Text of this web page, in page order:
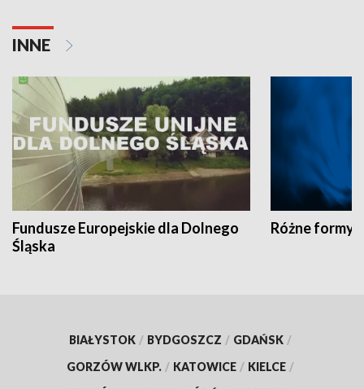
INNE
Fundusze Europejskie dla Dolnego
Śląska
Różne formy
BIAŁYSTOK / BYDGOSZCZ / GDAŃSK /
GORZÓW WLKP. / KATOWICE / KIELCE /